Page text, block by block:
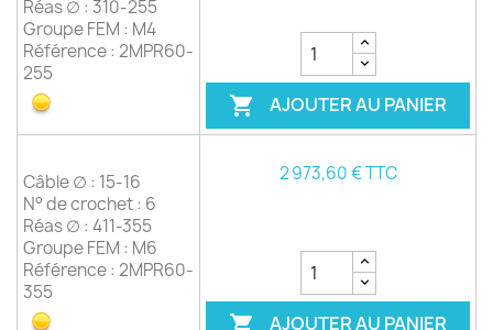
Réas ∅ : 310-255
Groupe FEM : M4
Référence : 2MPR60-
255
 AJOUTER AU PANIER
Câble ∅ : 15-16
N° de crochet : 6
Réas ∅ : 411-355
Groupe FEM : M6
Référence : 2MPR60-
355
2 973,60 € TTC
AJOUTER AU PANIER